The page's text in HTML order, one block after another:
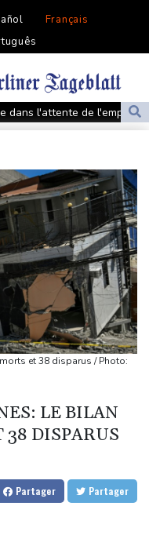
Français
dans l'attente de l'emploi
parents puis six
face au défi du
et Swiatek en
une militante kurde et
pistolet tue 8 personnes,
pour aider
et 38 disparus / Photo:
LE BILAN
38 DISPARUS
Partager Partager